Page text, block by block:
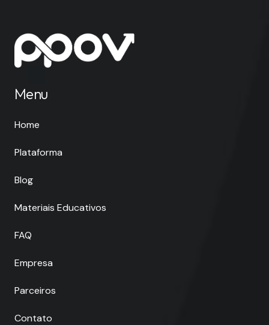
Menu
Home
Plataforma
Blog
Materiais Educativos
FAQ
Empresa
Parceiros
Contato